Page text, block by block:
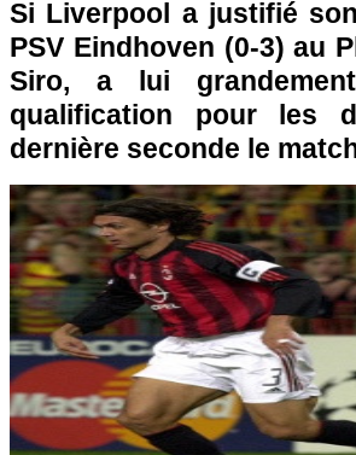
Si Liverpool a justifié
PSV Eindhoven (0-3) au
Siro, a lui
qualification pour les
dernière seconde le